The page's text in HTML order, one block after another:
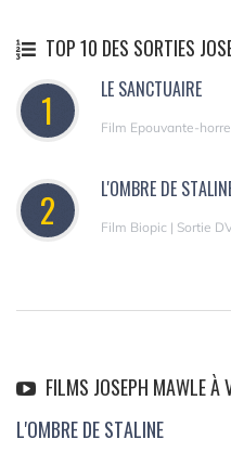
TOP 10 DES SORTIES
1 LE SANCTUAIRE
Film Epouvante-
2 L'OMBRE DE
Film Biopic | Sortie
FILMS JOSEPH MAWLE À
L'OMBRE DE STALINE